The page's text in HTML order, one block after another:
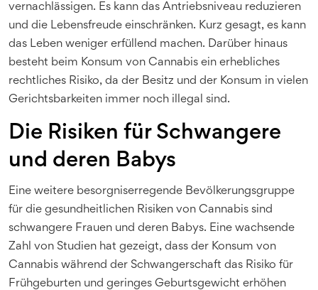
vernachlässigen. Es kann das Antriebsniveau reduzieren
und die Lebensfreude einschränken. Kurz gesagt, es kann
das Leben weniger erfüllend machen. Darüber hinaus
besteht beim Konsum von Cannabis ein erhebliches
rechtliches Risiko, da der Besitz und der Konsum in vielen
Gerichtsbarkeiten immer noch illegal sind.
Die Risiken für Schwangere
und deren Babys
Eine weitere besorgniserregende Bevölkerungsgruppe
für die gesundheitlichen Risiken von Cannabis sind
schwangere Frauen und deren Babys. Eine wachsende
Zahl von Studien hat gezeigt, dass der Konsum von
Cannabis während der Schwangerschaft das Risiko für
Frühgeburten und geringes Geburtsgewicht erhöhen